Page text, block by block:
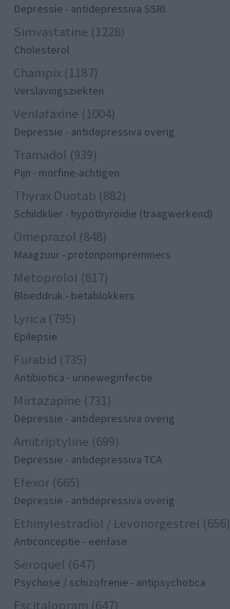
Depressie - antidepressiva SSRI
Simvastatine (1228)
Cholesterol
Champix (1187)
Verslavingsziekten
Venlafaxine (1004)
Depressie - antidepressiva overig
Tramadol (939)
Pijn - morfine-achtigen
Thyrax Duotab (882)
Schildklier - hypothyroidie (traagwerkend)
Omeprazol (848)
Maagzuur - protonpompremmers
Metoprolol (817)
Bloeddruk - betablokkers
Lyrica (795)
Epilepsie
Furabid (735)
Antibiotica - urineweginfectie
Mirtazapine (731)
Depressie - antidepressiva overig
Amitriptyline (699)
Depressie - antidepressiva TCA
Efexor (665)
Depressie - antidepressiva overig
Ethinylestradiol / Levonorgestrel (656)
Anticonceptie - eenfase
Seroquel (647)
Psychose / schizofrenie - antipsychotica
Escitalopram (647)